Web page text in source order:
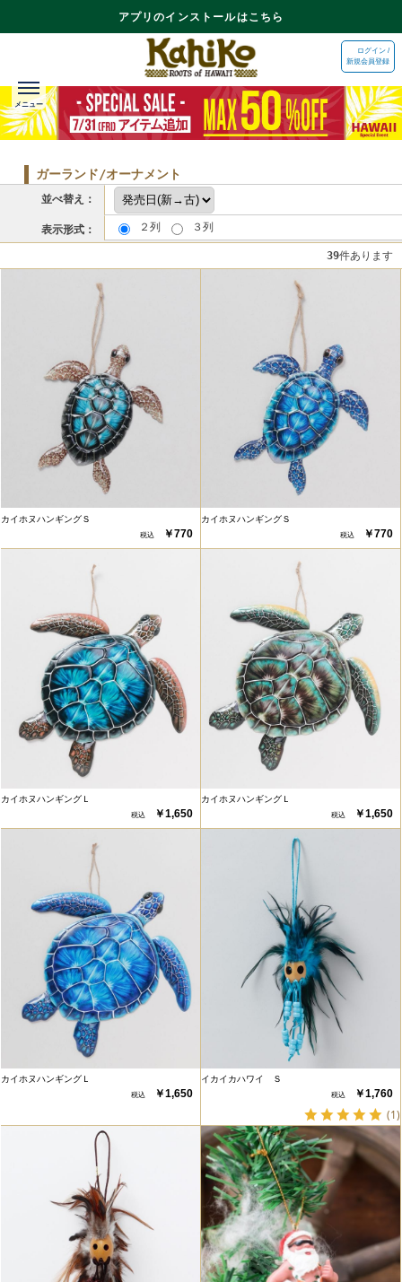
アプリのインストールはこちら
ログイン /
新規会員登録
ガーランド/オーナメント
並べ替え：
表示形式： ２列 ３列
39件あります
カイホヌハンギングＳ
￥770
カイホヌハンギングＳ
￥770
カイホヌハンギングＬ
￥1,650
カイホヌハンギングＬ
￥1,650
カイホヌハンギングＬ
￥1,650
イカイカハワイ Ｓ
￥1,760
(1)